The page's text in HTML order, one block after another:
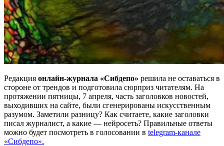
Редакция онлайн-журнала «Сибдепо» решила не оставаться в
стороне от трендов и подготовила сюрприз читателям. На
протяжении пятницы, 7 апреля, часть заголовков новостей,
выходивших на сайте, были сгенерированы искусственным
разумом. Заметили разницу? Как считаете, какие заголовки
писал журналист, а какие — нейросеть? Правильные ответы
можно будет посмотреть в голосовании в telegram-канале
«Сибдепо».